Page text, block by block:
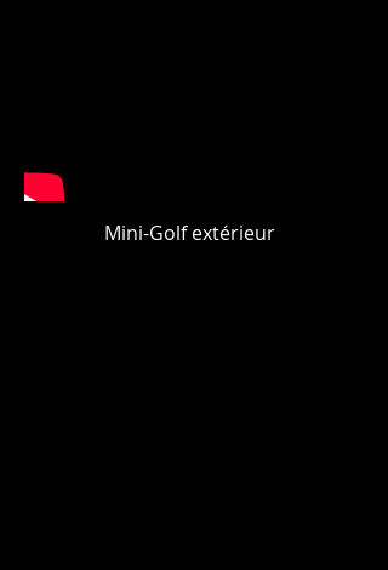
Mini-Golf extérieur